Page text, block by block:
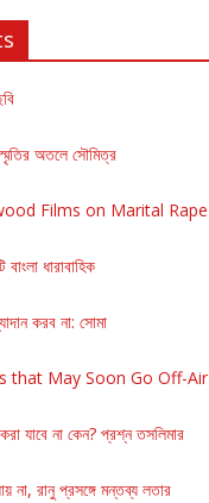
অতলে সৌমিত্র
Films on Marital Rape
ধারাবাহিক
করব না: সোমা
that May Soon Go Off-Air
করা যাবে না কেন? প্রশ্ন তসলিমার
না, রানু প্রসঙ্গে মন্তব্য লতার